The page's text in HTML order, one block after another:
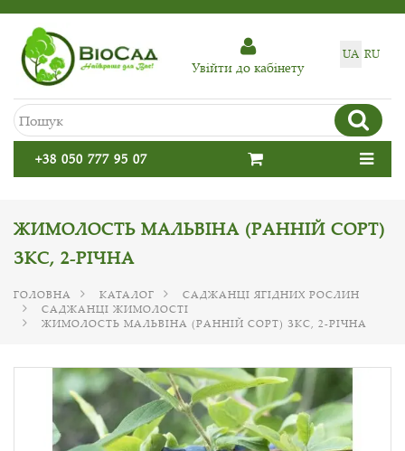
UA RU
Увiйти до кабiнету
+38 050 777 95 07
ЖИМОЛОСТЬ МАЛЬВІНА (РАННІЙ СОРТ)
ЗКС, 2-РІЧНА
ГОЛОВНА КАТАЛОГ
САДЖАНЦІ ЯГІДНИХ РОСЛИН
САДЖАНЦІ ЖИМОЛОСТІ
ЖИМОЛОСТЬ МАЛЬВІНА (РАННІЙ СОРТ) ЗКС, 2-РІЧНА